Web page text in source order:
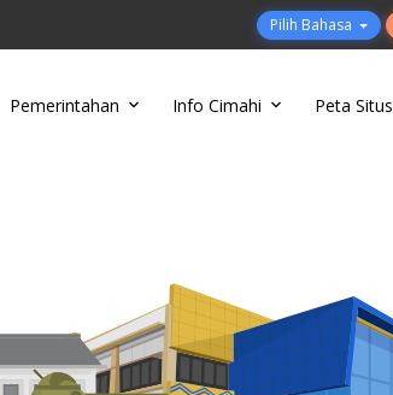
Pilih Bahasa
Pemerintahan Info Cimahi Peta Situs